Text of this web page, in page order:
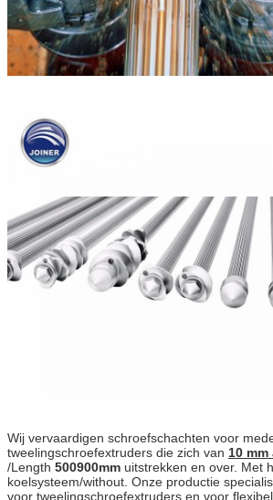
Wij vervaardigen schroefschachten voor
tweelingschroefextruders die zich van 10 mm
/Length 500900mm uitstrekken en over. Met
koelsysteem/without. Onze productie
voor tweelingschroefextruders en voor